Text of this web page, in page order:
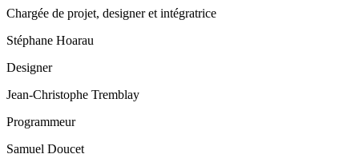
Chargée de projet, designer et intégratrice
Stéphane Hoarau
Designer
Jean-Christophe Tremblay
Programmeur
Samuel Doucet